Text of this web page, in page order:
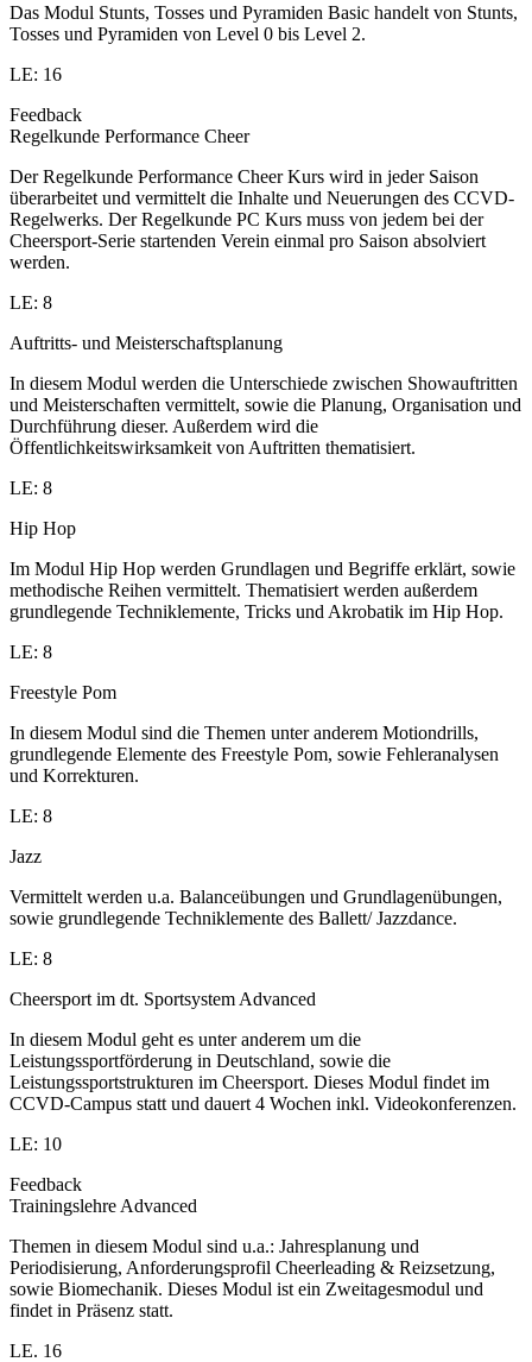
Das Modul Stunts, Tosses und Pyramiden Basic handelt von Stunts,
Tosses und Pyramiden von Level 0 bis Level 2.
LE: 16
Feedback
Regelkunde Performance Cheer
Der Regelkunde Performance Cheer Kurs wird in jeder Saison
überarbeitet und vermittelt die Inhalte und Neuerungen des CCVD-
Regelwerks. Der Regelkunde PC Kurs muss von jedem bei der
Cheersport-Serie startenden Verein einmal pro Saison absolviert
werden.
LE: 8
Auftritts- und Meisterschaftsplanung
In diesem Modul werden die Unterschiede zwischen Showauftritten
und Meisterschaften vermittelt, sowie die Planung, Organisation und
Durchführung dieser. Außerdem wird die
Öffentlichkeitswirksamkeit von Auftritten thematisiert.
LE: 8
Hip Hop
Im Modul Hip Hop werden Grundlagen und Begriffe erklärt, sowie
methodische Reihen vermittelt. Thematisiert werden außerdem
grundlegende Techniklemente, Tricks und Akrobatik im Hip Hop.
LE: 8
Freestyle Pom
In diesem Modul sind die Themen unter anderem Motiondrills,
grundlegende Elemente des Freestyle Pom, sowie Fehleranalysen
und Korrekturen.
LE: 8
Jazz
Vermittelt werden u.a. Balanceübungen und Grundlagenübungen,
sowie grundlegende Techniklemente des Ballett/ Jazzdance.
LE: 8
Cheersport im dt. Sportsystem Advanced
In diesem Modul geht es unter anderem um die
Leistungssportförderung in Deutschland, sowie die
Leistungssportstrukturen im Cheersport. Dieses Modul findet im
CCVD-Campus statt und dauert 4 Wochen inkl. Videokonferenzen.
LE: 10
Feedback
Trainingslehre Advanced
Themen in diesem Modul sind u.a.: Jahresplanung und
Periodisierung, Anforderungsprofil Cheerleading & Reizsetzung,
sowie Biomechanik. Dieses Modul ist ein Zweitagesmodul und
findet in Präsenz statt.
LE. 16